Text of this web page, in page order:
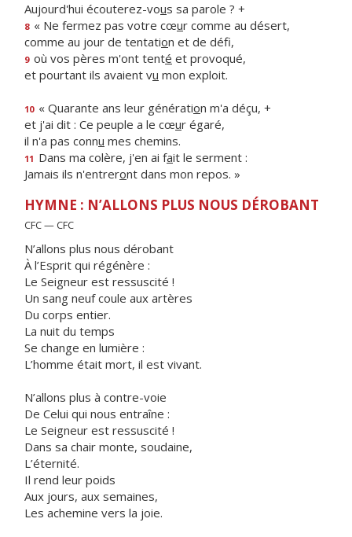
Aujourd'hui écouterez-vous sa parole ? +
8 « Ne fermez pas votre cœur comme au désert,
comme au jour de tentation et de défi,
9 où vos pères m'ont tenté et provoqué,
et pourtant ils avaient vu mon exploit.
10 « Quarante ans leur génération m'a déçu, +
et j'ai dit : Ce peuple a le cœur égaré,
il n'a pas connu mes chemins.
11 Dans ma colère, j'en ai fait le serment :
Jamais ils n'entreront dans mon repos. »
HYMNE : N’ALLONS PLUS NOUS DÉROBANT
CFC — CFC
N’allons plus nous dérobant
À l’Esprit qui régénère :
Le Seigneur est ressuscité !
Un sang neuf coule aux artères
Du corps entier.
La nuit du temps
Se change en lumière :
L’homme était mort, il est vivant.
N’allons plus à contre-voie
De Celui qui nous entraîne :
Le Seigneur est ressuscité !
Dans sa chair monte, soudaine,
L’éternité.
Il rend leur poids
Aux jours, aux semaines,
Les achemine vers la joie.